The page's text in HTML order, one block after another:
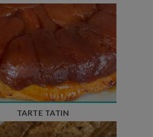
Temps de préparation : 30 min
Temps de cuisson : 2h
Temps de repos : 30 min
Nombre de couverts : 8
TARTE TATIN